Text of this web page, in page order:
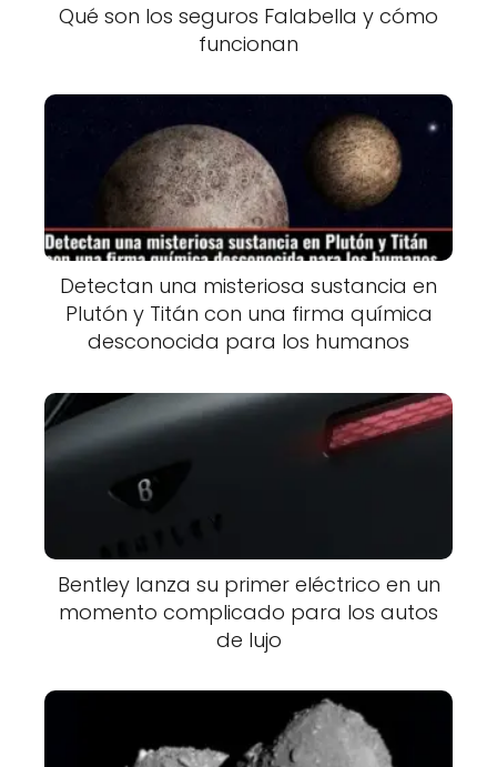
Qué son los seguros Falabella y cómo
funcionan
Detectan una misteriosa sustancia en
Plutón y Titán con una firma química
desconocida para los humanos
Bentley lanza su primer eléctrico en un
momento complicado para los autos
de lujo